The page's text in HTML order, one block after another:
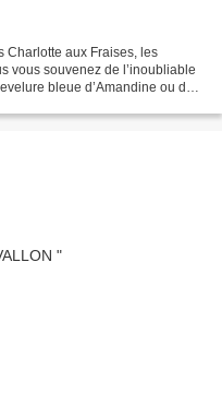
Charlotte aux Fraises, les
vous souvenez de l’inoubliable
bleue d’Amandine ou de